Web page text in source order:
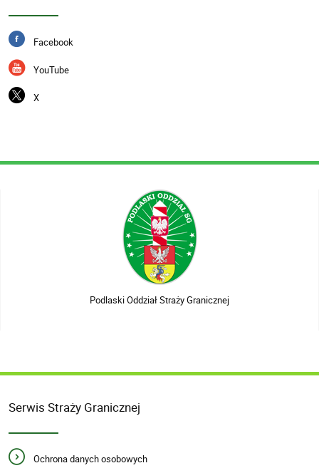
Facebook
YouTube
X
Podlaski Oddział Straży Granicznej
Serwis Straży Granicznej
Ochrona danych osobowych